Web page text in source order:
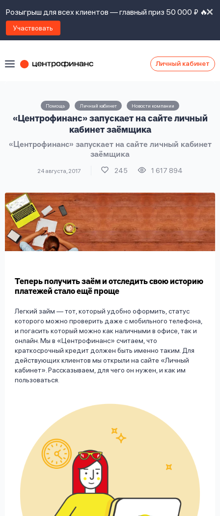
Розыгрыш для всех клиентов — главный приз 50 000 ₽ 🔥
Участвовать
Личный кабинет
Помощь Личный кабинет Новости компании
«Центрофинанс» запускает на сайте личный
кабинет заёмщика
«Центрофинанс» запускает на сайте личный кабинет
заёмщика
24 августа, 2017 245 1 617 894
Теперь получить заём и отследить свою историю
платежей стало ещё проще
Легкий займ — тот, который удобно оформить, статус
которого можно проверить даже с мобильного телефона,
и погасить который можно как наличными в офисе, так и
онлайн. Мы в «Центрофинанс» считаем, что
краткосрочный кредит должен быть именно таким. Для
действующих клиентов мы открыли на сайте «Личный
кабинет». Рассказываем, для чего он нужен, и как им
пользоваться.
Оформить заявку
Войти под другим номером
Наши
Задать
вопрос
Ответы
на
вопросы
ознакомлен
с
займов ,
сайта
на
обработку
личных
данных